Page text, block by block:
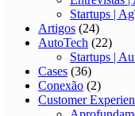
Startups |
Artigos (24)
AutoTech (22)
Startups |
Cases (36)
Conexão (2)
Customer